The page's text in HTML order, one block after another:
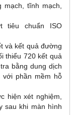
tĩnh mạch,
tiêu chuẩn ISO
và kết quả đường
thiểu 720 kết quả
bằng dung dịch
phần mềm hỗ
hiện xét nghiệm,
sau khi màn hình